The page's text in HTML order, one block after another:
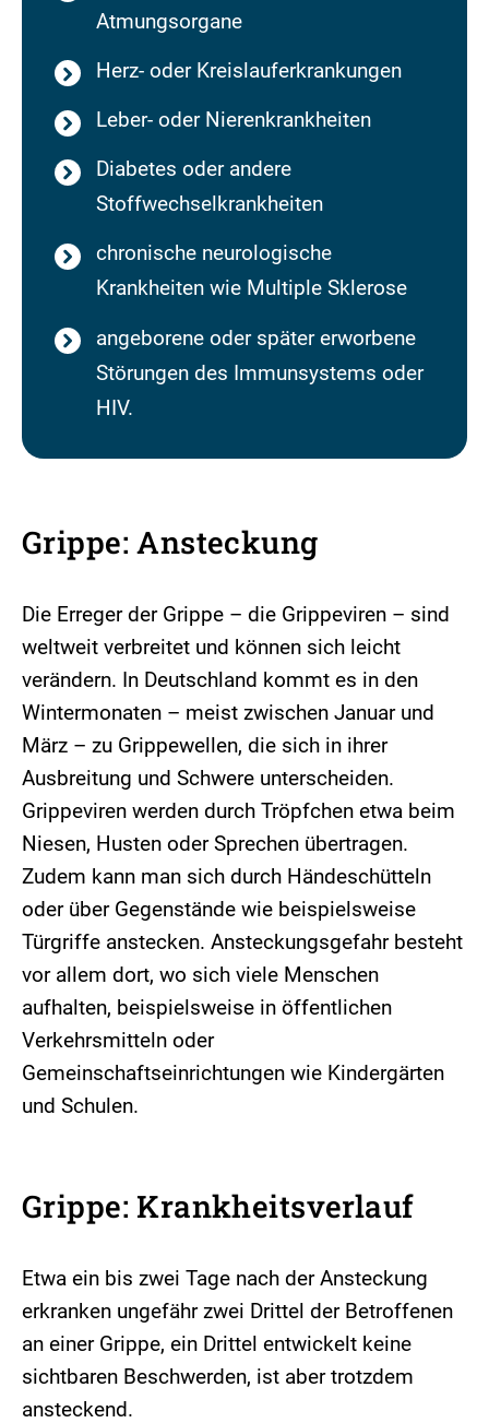
Atmungsorgane
Herz- oder Kreislauferkrankungen
Leber- oder Nierenkrankheiten
Diabetes oder andere
Stoffwechselkrankheiten
chronische neurologische
Krankheiten wie Multiple Sklerose
angeborene oder später erworbene
Störungen des Immunsystems oder
HIV.
Grippe: Ansteckung
Die Erreger der Grippe – die Grippeviren – sind
weltweit verbreitet und können sich leicht
verändern. In Deutschland kommt es in den
Wintermonaten – meist zwischen Januar und
März – zu Grippewellen, die sich in ihrer
Ausbreitung und Schwere unterscheiden.
Grippeviren werden durch Tröpfchen etwa beim
Niesen, Husten oder Sprechen übertragen.
Zudem kann man sich durch Händeschütteln
oder über Gegenstände wie beispielsweise
Türgriffe anstecken. Ansteckungsgefahr besteht
vor allem dort, wo sich viele Menschen
aufhalten, beispielsweise in öffentlichen
Verkehrsmitteln oder
Gemeinschaftseinrichtungen wie Kindergärten
und Schulen.
Grippe: Krankheitsverlauf
Etwa ein bis zwei Tage nach der Ansteckung
erkranken ungefähr zwei Drittel der Betroffenen
an einer Grippe, ein Drittel entwickelt keine
sichtbaren Beschwerden, ist aber trotzdem
ansteckend.